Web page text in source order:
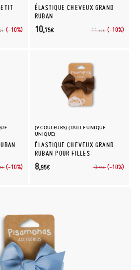
(-10%)
ÉLASTIQUE CHEVEUX GRAND
RUBAN
11,95€ (-10%)
10,75€
-
(-10%)
(9 COULEURS) (TAILLE UNIQUE -
UNIQUE)
ÉLASTIQUE CHEVEUX GRAND
RUBAN POUR FILLES
9,95€ (-10%)
8,95€